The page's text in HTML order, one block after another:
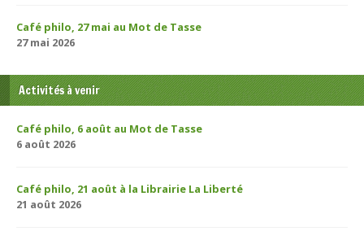
Café philo, 27 mai au Mot de Tasse
27 mai 2026
Activités à venir
Café philo, 6 août au Mot de Tasse
6 août 2026
Café philo, 21 août à la Librairie La Liberté
21 août 2026